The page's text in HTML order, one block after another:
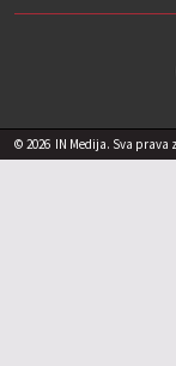
© 2026 IN Medija. Sva prava